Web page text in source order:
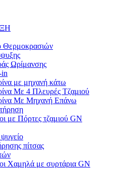
Θερμοκρασιών
Ωρίμανσης
με μηχανή κάτω
Με 4 Πλευρές Τζαμιού
Με Μηχανή Επάνω
με Πόρτες τζαμιού GN
πίτσας
Χαμηλά με συρτάρια GN